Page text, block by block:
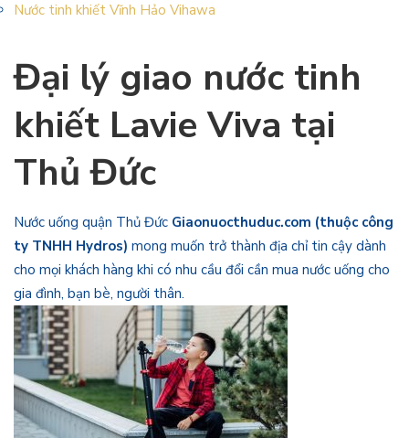
Nước tinh khiết Vĩnh Hảo Vihawa
Đại lý giao nước tinh
khiết Lavie Viva tại
Thủ Đức
Nước uống quận Thủ Đức Giaonuocthuduc.com (thuộc công
ty TNHH Hydros) mong muốn trở thành địa chỉ tin cậy dành
cho mọi khách hàng khi có nhu cầu đổi cần mua nước uống cho
gia đình, bạn bè, người thân.